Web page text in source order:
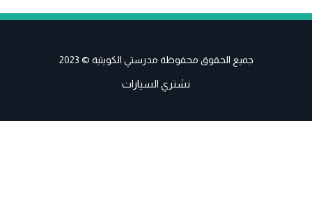
جميع الحقوق محفوظة مدرستي الكويتية © 2023
نشتري السيارات